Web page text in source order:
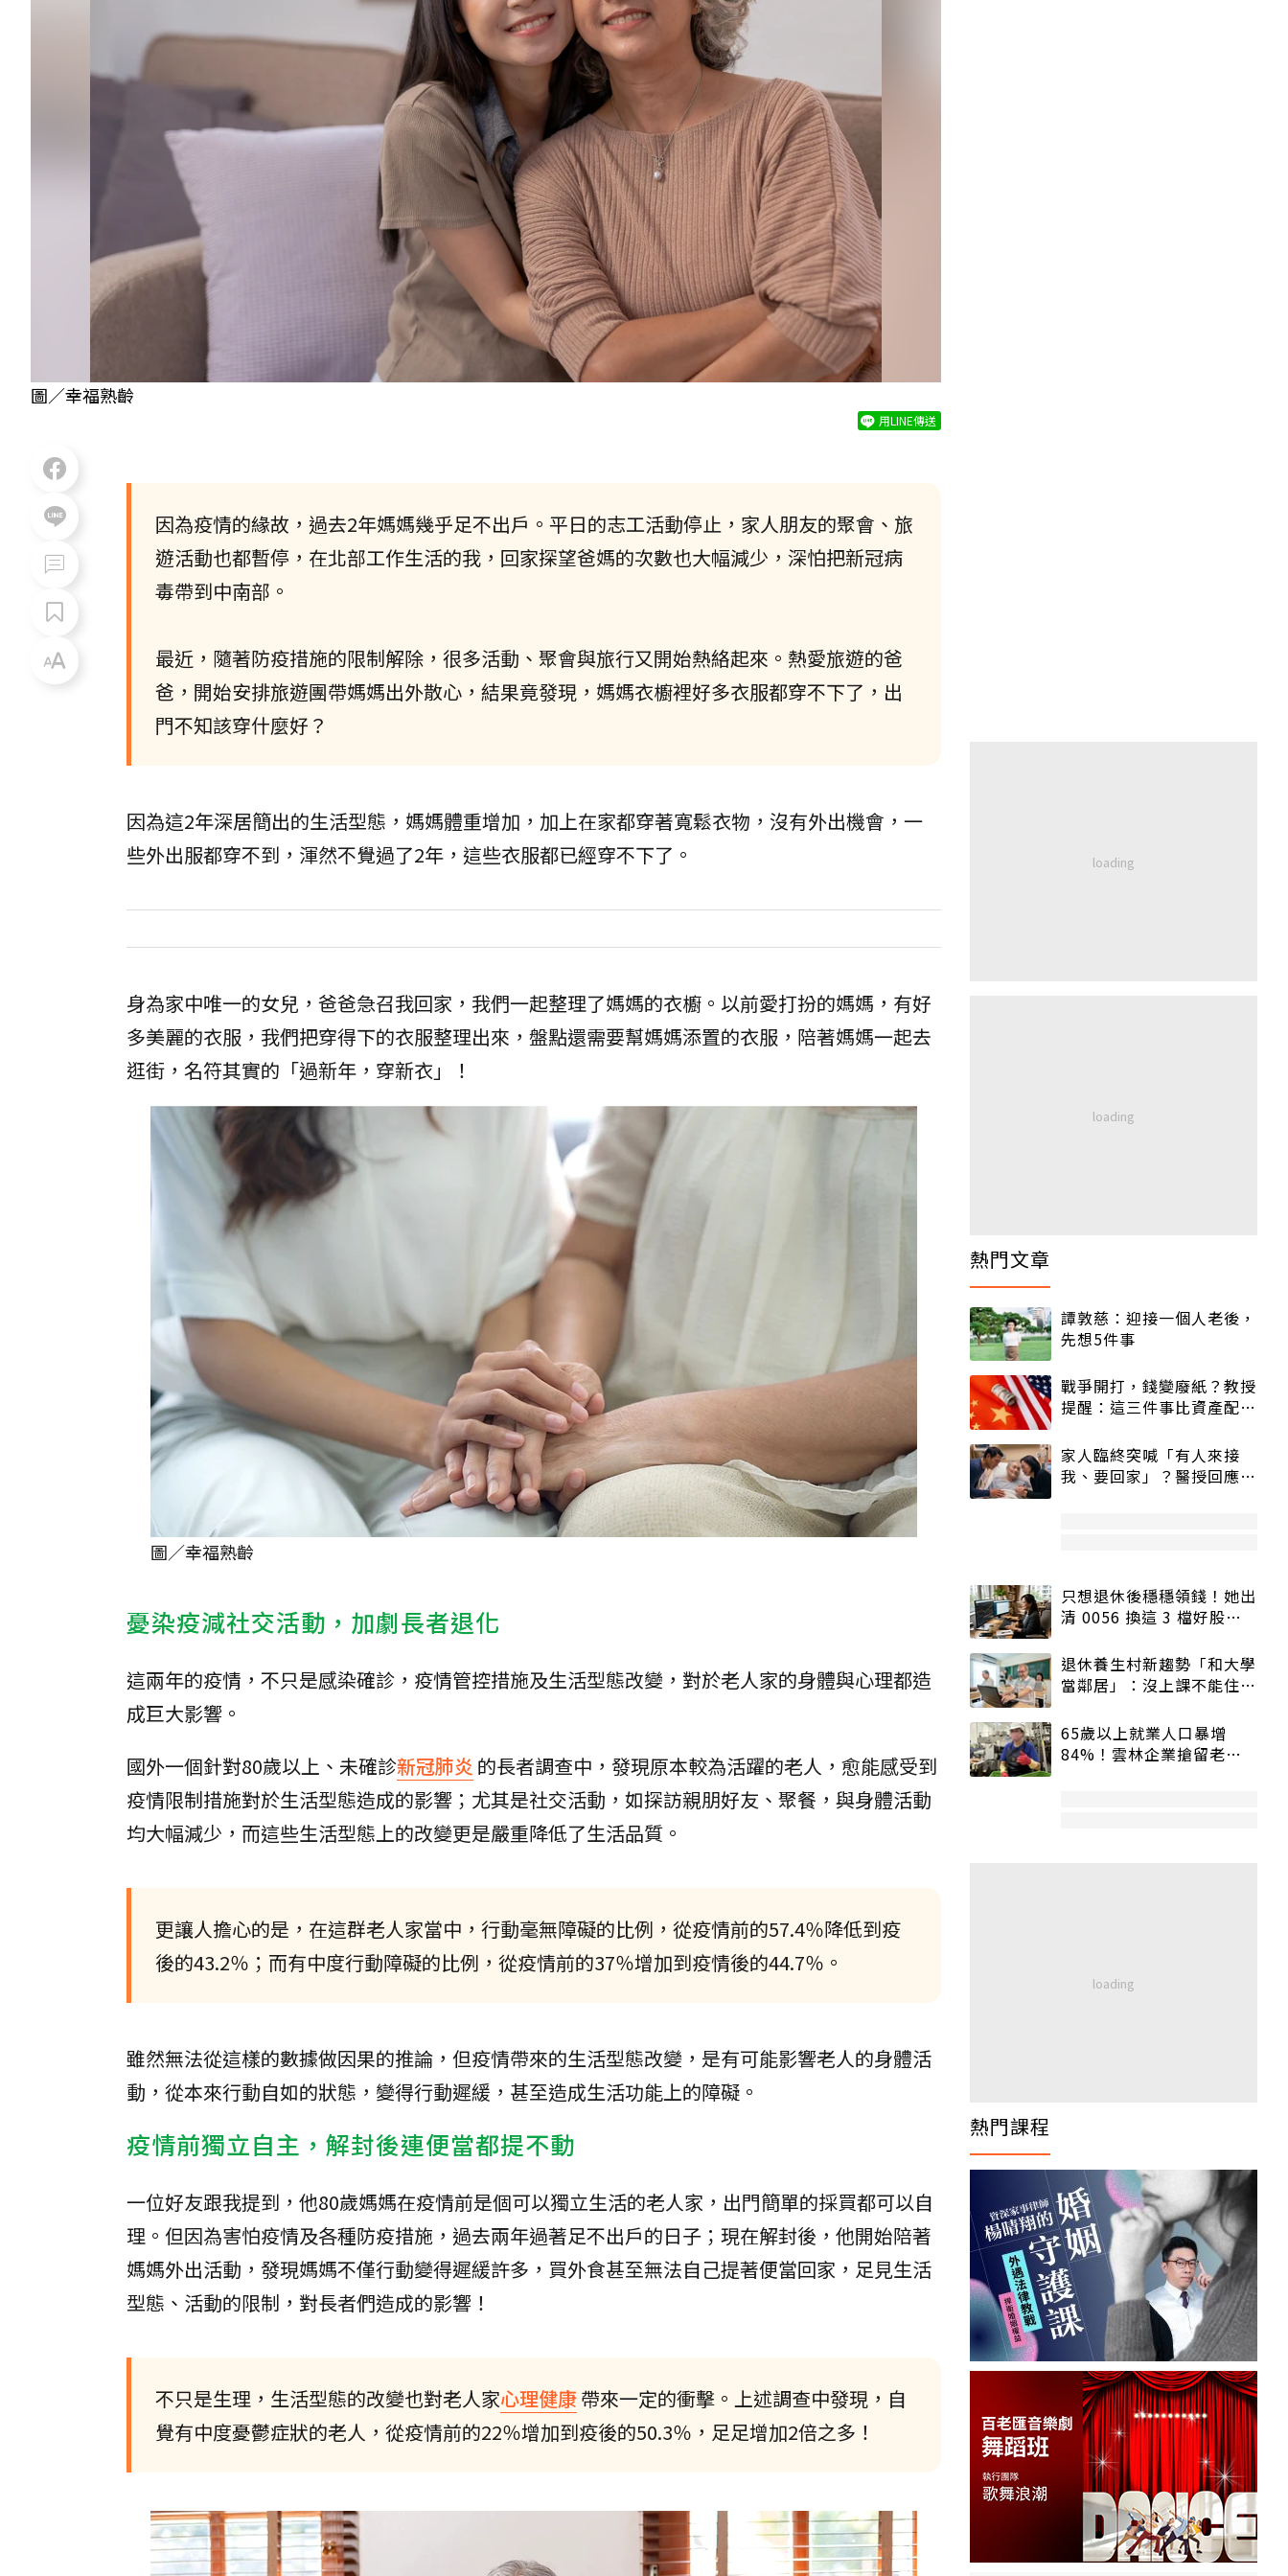
圖／幸福熟齡
用LINE傳送
因為疫情的緣故，過去2年媽媽幾乎足不出戶。平日的志工活動停止，家人朋友的聚會、旅
遊活動也都暫停，在北部工作生活的我，回家探望爸媽的次數也大幅減少，深怕把新冠病
毒帶到中南部。
最近，隨著防疫措施的限制解除，很多活動、聚會與旅行又開始熱絡起來。熱愛旅遊的爸
爸，開始安排旅遊團帶媽媽出外散心，結果竟發現，媽媽衣櫥裡好多衣服都穿不下了，出
門不知該穿什麼好？
因為這2年深居簡出的生活型態，媽媽體重增加，加上在家都穿著寬鬆衣物，沒有外出機會，一
些外出服都穿不到，渾然不覺過了2年，這些衣服都已經穿不下了。
身為家中唯一的女兒，爸爸急召我回家，我們一起整理了媽媽的衣櫥。以前愛打扮的媽媽，有好
多美麗的衣服，我們把穿得下的衣服整理出來，盤點還需要幫媽媽添置的衣服，陪著媽媽一起去
逛街，名符其實的「過新年，穿新衣」！
圖／幸福熟齡
憂染疫減社交活動，加劇長者退化
這兩年的疫情，不只是感染確診，疫情管控措施及生活型態改變，對於老人家的身體與心理都造
成巨大影響。
國外一個針對80歲以上、未確診新冠肺炎 的長者調查中，發現原本較為活躍的老人，愈能感受到
疫情限制措施對於生活型態造成的影響；尤其是社交活動，如探訪親朋好友、聚餐，與身體活動
均大幅減少，而這些生活型態上的改變更是嚴重降低了生活品質。
更讓人擔心的是，在這群老人家當中，行動毫無障礙的比例，從疫情前的57.4％降低到疫
後的43.2％；而有中度行動障礙的比例，從疫情前的37％增加到疫情後的44.7％。
雖然無法從這樣的數據做因果的推論，但疫情帶來的生活型態改變，是有可能影響老人的身體活
動，從本來行動自如的狀態，變得行動遲緩，甚至造成生活功能上的障礙。
疫情前獨立自主，解封後連便當都提不動
一位好友跟我提到，他80歲媽媽在疫情前是個可以獨立生活的老人家，出門簡單的採買都可以自
理。但因為害怕疫情及各種防疫措施，過去兩年過著足不出戶的日子；現在解封後，他開始陪著
媽媽外出活動，發現媽媽不僅行動變得遲緩許多，買外食甚至無法自己提著便當回家，足見生活
型態、活動的限制，對長者們造成的影響！
不只是生理，生活型態的改變也對老人家心理健康帶來一定的衝擊。上述調查中發現，自
覺有中度憂鬱症狀的老人，從疫情前的22％增加到疫後的50.3％，足足增加2倍之多！
熱門文章
譚敦慈：迎接一個人老後，
先想5件事
戰爭開打，錢變廢紙？教授
提醒：這三件事比資產配置
家人臨終突喊「有人來接
我、要回家」？醫授回應方
只想退休後穩穩領錢！她出
清 0056 換這 3 檔好股：
退休養生村新趨勢「和大學
當鄰居」：沒上課不能住、
65歲以上就業人口暴增
84%！雲林企業搶留老員
熱門課程